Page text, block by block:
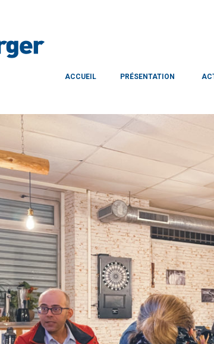
ACCUEIL PRÉSENTATION